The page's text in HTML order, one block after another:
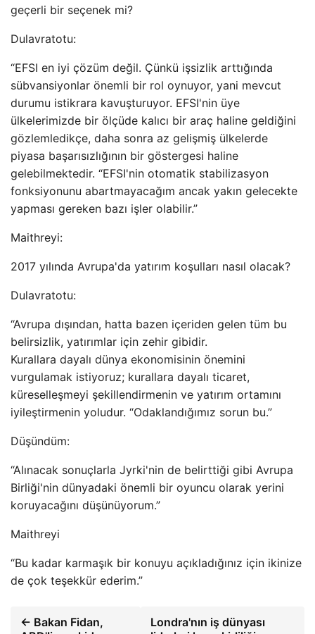
geçerli bir seçenek mi?
Dulavratotu:
“EFSI en iyi çözüm değil. Çünkü işsizlik arttığında
sübvansiyonlar önemli bir rol oynuyor, yani mevcut
durumu istikrara kavuşturuyor. EFSI'nin üye
ülkelerimizde bir ölçüde kalıcı bir araç haline geldiğini
gözlemledikçe, daha sonra az gelişmiş ülkelerde
piyasa başarısızlığının bir göstergesi haline
gelebilmektedir. “EFSI'nin otomatik stabilizasyon
fonksiyonunu abartmayacağım ancak yakın gelecekte
yapması gereken bazı işler olabilir.”
Maithreyi:
2017 yılında Avrupa'da yatırım koşulları nasıl olacak?
Dulavratotu:
“Avrupa dışından, hatta bazen içeriden gelen tüm bu
belirsizlik, yatırımlar için zehir gibidir.
Kurallara dayalı dünya ekonomisinin önemini
vurgulamak istiyoruz; kurallara dayalı ticaret,
küreselleşmeyi şekillendirmenin ve yatırım ortamını
iyileştirmenin yoludur. “Odaklandığımız sorun bu.”
Düşündüm:
“Alınacak sonuçlarla Jyrki'nin de belirttiği gibi Avrupa
Birliği'nin dünyadaki önemli bir oyuncu olarak yerini
koruyacağını düşünüyorum.”
Maithreyi
“Bu kadar karmaşık bir konuyu açıkladığınız için ikinize
de çok teşekkür ederim.”
← Bakan Fidan,
Londra'nın iş dünyası